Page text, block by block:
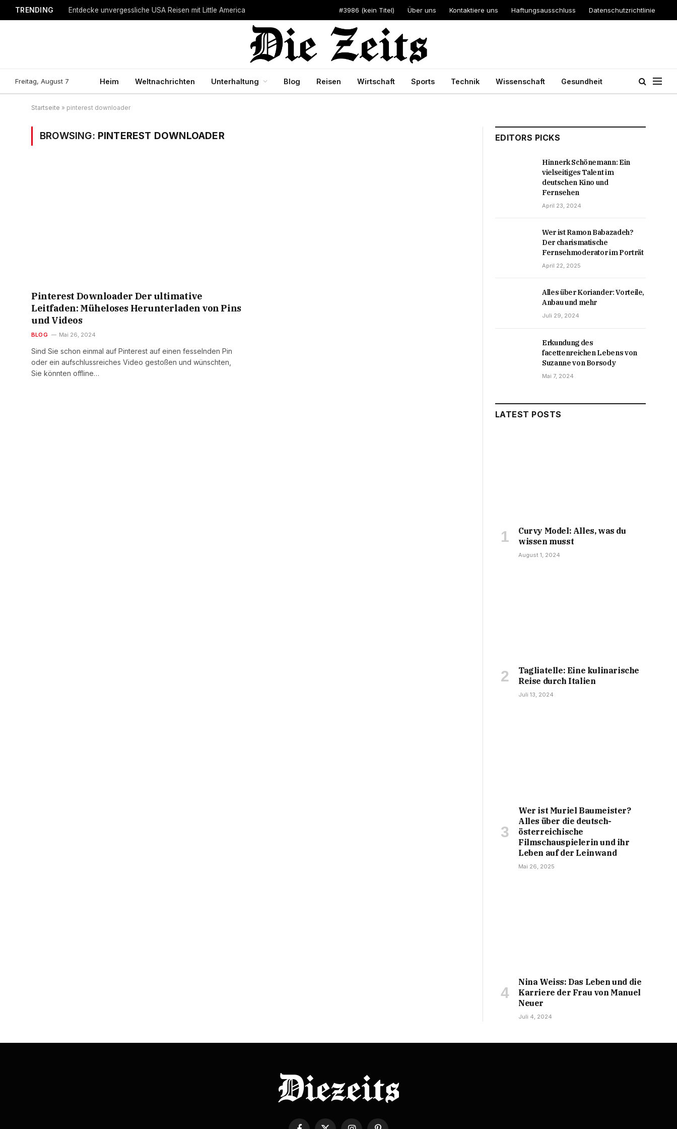
TRENDING Entdecke unvergessliche USA Reisen mit Little America #3986 (kein Titel) Über uns Kontaktiere uns Haftungsausschluss Datenschutzrichtlinie
Freitag, August 7 Heim Weltnachrichten Unterhaltung Blog Reisen Wirtschaft Sports Technik Wissenschaft Gesundheit
Startseite » pinterest downloader
BROWSING: PINTEREST DOWNLOADER
Pinterest Downloader Der ultimative
Leitfaden: Müheloses Herunterladen von Pins
und Videos
BLOG Mai 26, 2024
Sind Sie schon einmal auf Pinterest auf einen fesselnden Pin
oder ein aufschlussreiches Video gestoßen und wünschten,
Sie könnten offline…
EDITORS PICKS
Hinnerk Schönemann: Ein
vielseitiges Talent im
deutschen Kino und
Fernsehen
April 23, 2024
Wer ist Ramon Babazadeh?
Der charismatische
Fernsehmoderator im Porträt
April 22, 2025
Alles über Koriander: Vorteile,
Anbau und mehr
Juli 29, 2024
Erkundung des
facettenreichen Lebens von
Suzanne von Borsody
Mai 7, 2024
LATEST POSTS
Curvy Model: Alles, was du
wissen musst
August 1, 2024
Tagliatelle: Eine kulinarische
Reise durch Italien
Juli 13, 2024
Wer ist Muriel Baumeister?
Alles über die deutsch-
österreichische
Filmschauspielerin und ihr
Leben auf der Leinwand
Mai 26, 2025
Nina Weiss: Das Leben und die
Karriere der Frau von Manuel
Neuer
Juli 4, 2024